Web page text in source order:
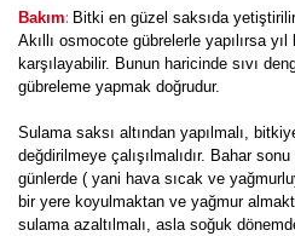
Bakım: Bitki en güzel saksıda
Akıllı osmocote gübrelerle yapılırsa
karşılayabilir. Bunun haricinde sıvı
gübreleme yapmak doğrudur.
Sulama saksı altından yapılmalı,
değdirilmeye çalışılmalıdır. Bahar
günlerde ( yani hava sıcak ve
bir yere koyulmaktan ve yağmur
sulama azaltılmalı, asla soğuk